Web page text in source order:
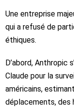
Une entreprise
qui a refusé de
éthiques.
D’abord, Anthropic
Claude pour la
américains,
déplacements, des